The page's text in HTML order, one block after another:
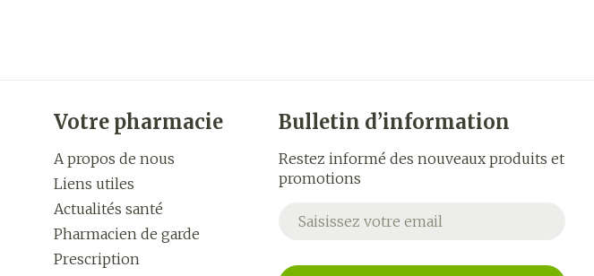
Votre pharmacie
A propos de nous
Liens utiles
Actualités santé
Pharmacien de garde
Prescription
Bulletin d’information
Restez informé des nouveaux produits et
promotions